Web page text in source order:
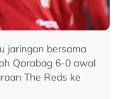
jaringan bersama
Qarabag 6-0 awal
The Reds ke